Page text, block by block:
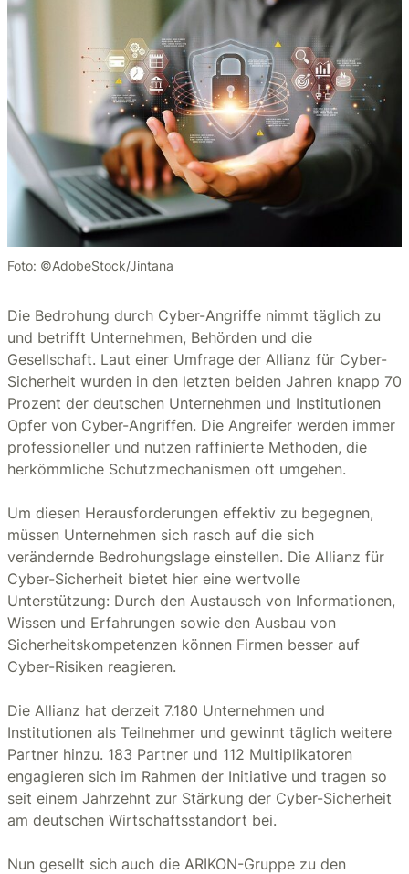
Foto: ©AdobeStock/Jintana
Die Bedrohung durch Cyber-Angriffe nimmt täglich zu
und betrifft Unternehmen, Behörden und die
Gesellschaft. Laut einer Umfrage der Allianz für Cyber-
Sicherheit wurden in den letzten beiden Jahren knapp 70
Prozent der deutschen Unternehmen und Institutionen
Opfer von Cyber-Angriffen. Die Angreifer werden immer
professioneller und nutzen raffinierte Methoden, die
herkömmliche Schutzmechanismen oft umgehen.
Um diesen Herausforderungen effektiv zu begegnen,
müssen Unternehmen sich rasch auf die sich
verändernde Bedrohungslage einstellen. Die Allianz für
Cyber-Sicherheit bietet hier eine wertvolle
Unterstützung: Durch den Austausch von Informationen,
Wissen und Erfahrungen sowie den Ausbau von
Sicherheitskompetenzen können Firmen besser auf
Cyber-Risiken reagieren.
Die Allianz hat derzeit 7.180 Unternehmen und
Institutionen als Teilnehmer und gewinnt täglich weitere
Partner hinzu. 183 Partner und 112 Multiplikatoren
engagieren sich im Rahmen der Initiative und tragen so
seit einem Jahrzehnt zur Stärkung der Cyber-Sicherheit
am deutschen Wirtschaftsstandort bei.
Nun gesellt sich auch die ARIKON-Gruppe zu den